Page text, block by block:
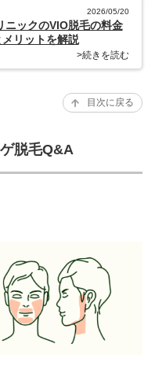
2026/05/20
ニックのVIO脱毛の料金
リットを解説
>続きを読む
目次に戻る
脱毛Q&A